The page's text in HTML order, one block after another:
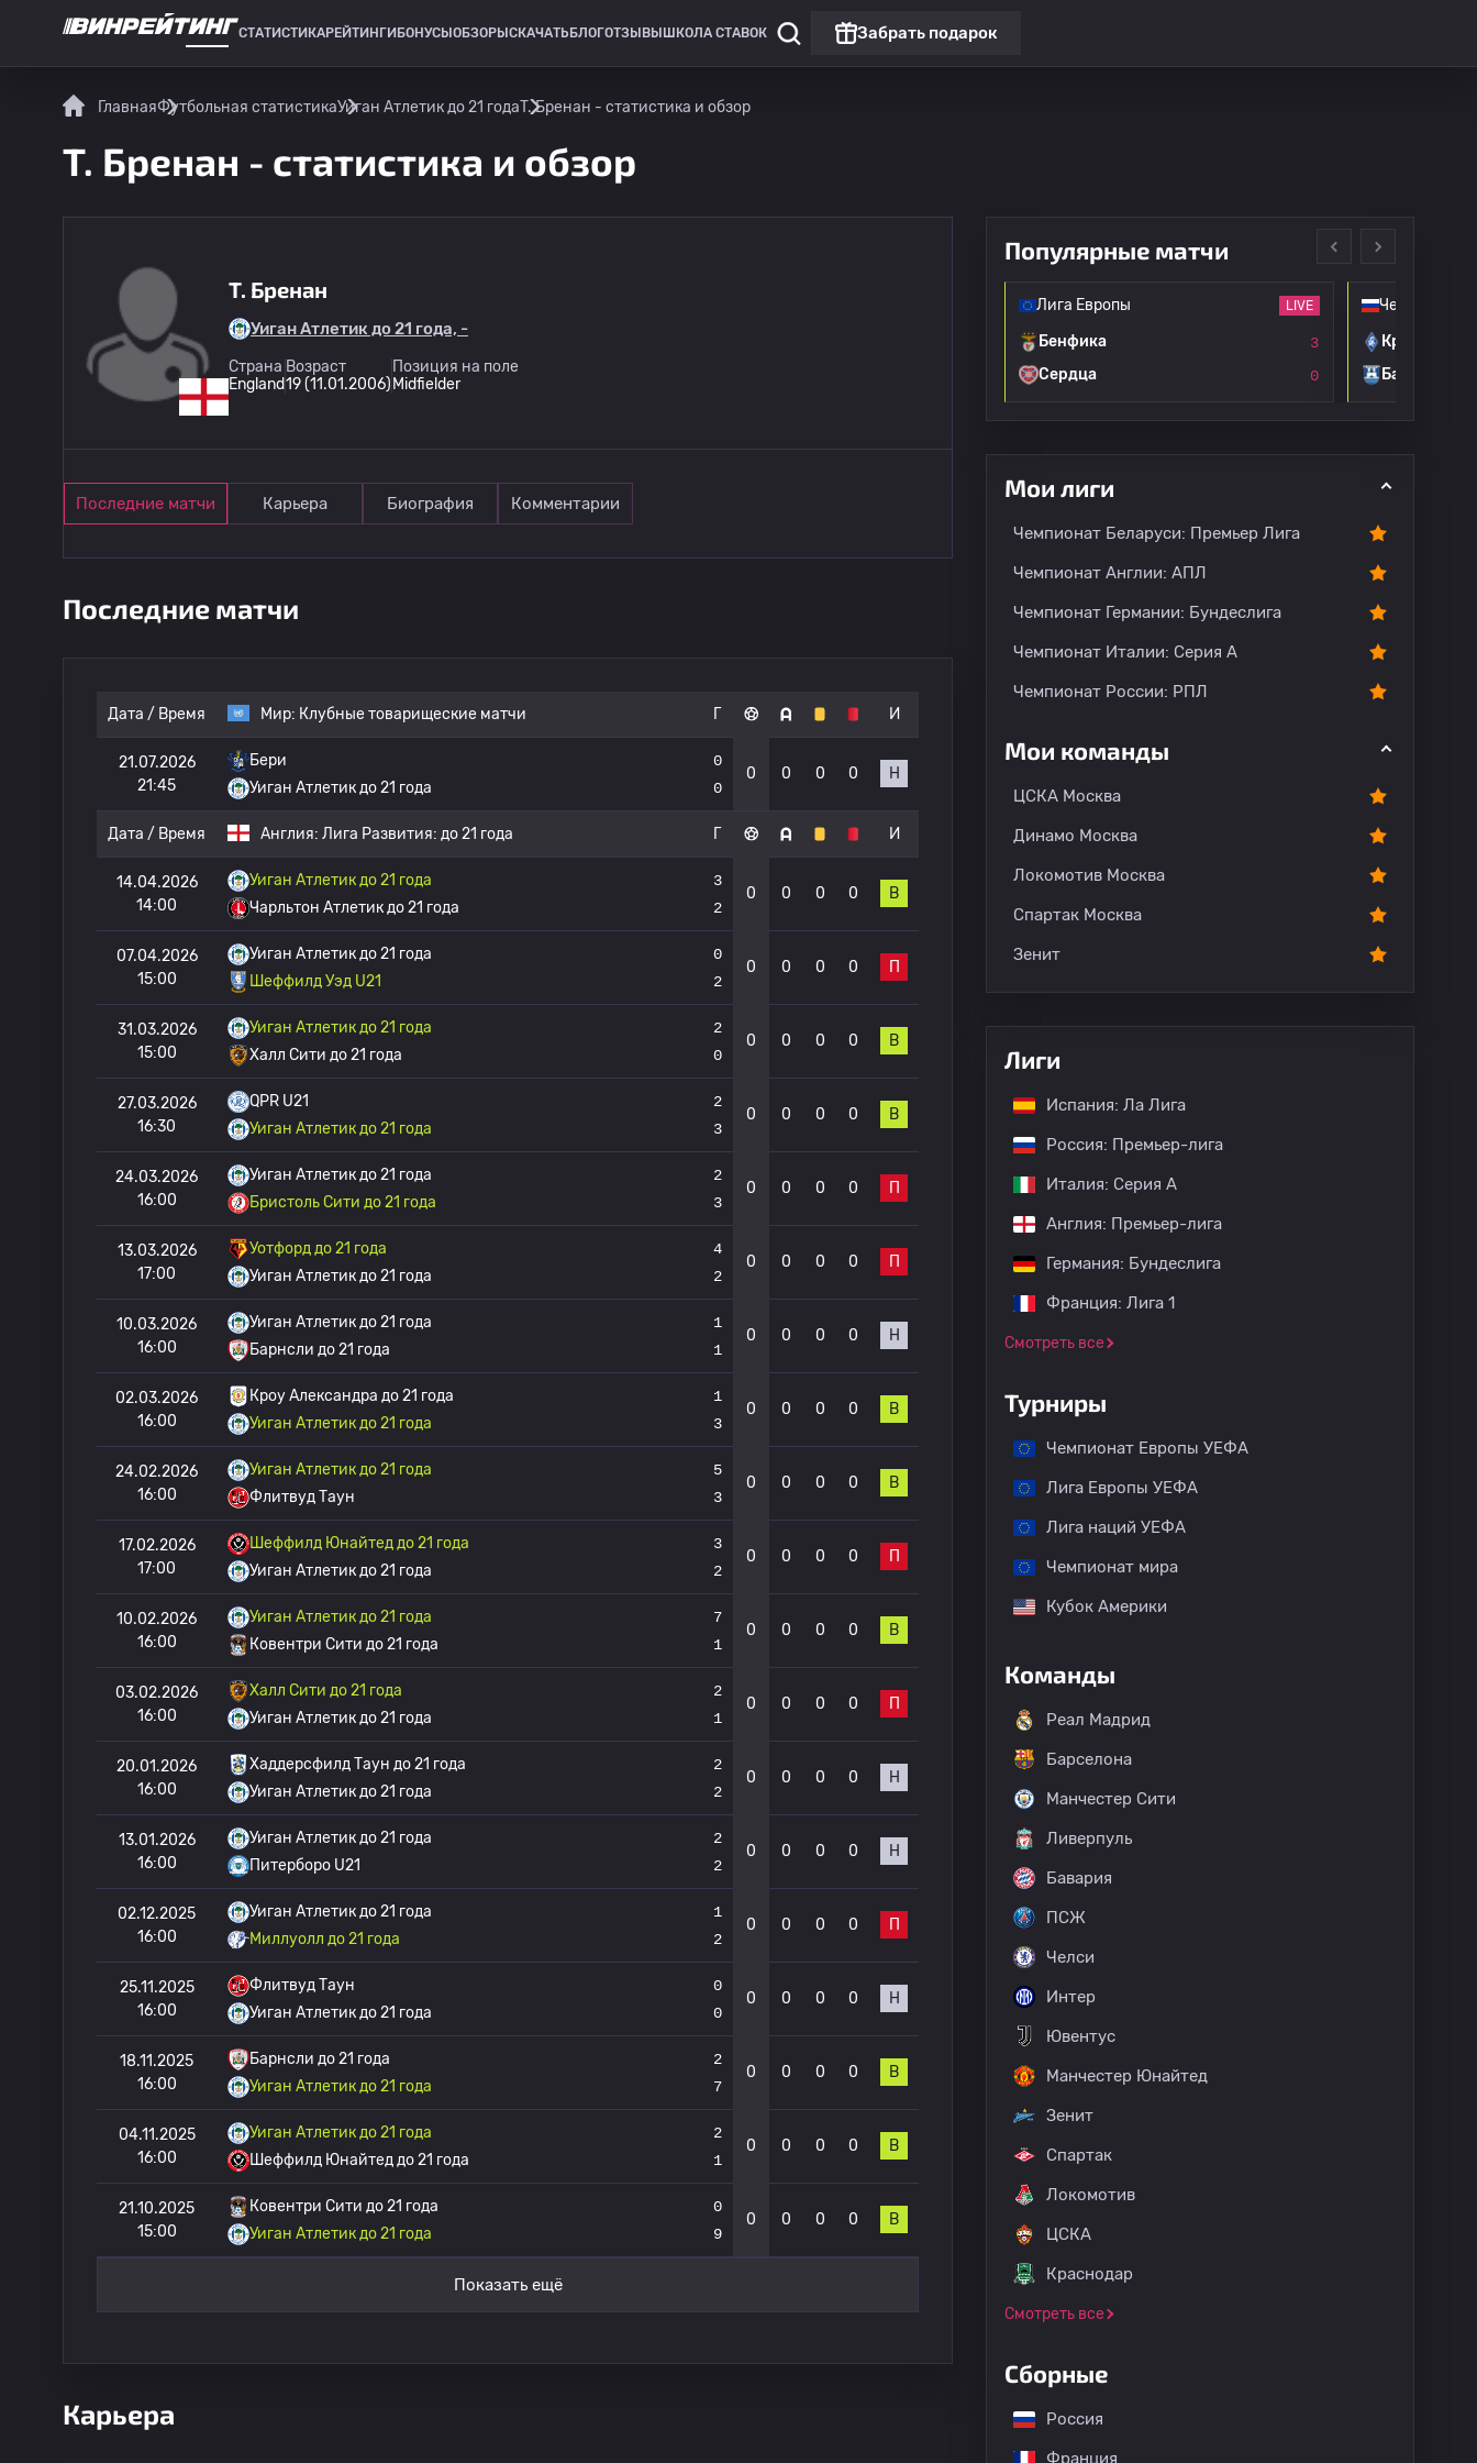
СТАТИСТИКАРЕЙТИНГИ БОНУСЫ ОБЗОРЫ СКАЧАТЬ БЛОГОТЗЫВЫ ШКОЛА СТАВОК Забрать подарок
ГлавнаяФутбольная статистикаУиган Атлетик до 21 годаT. Бренан - статистика и обзор
T. Бренан - статистика и обзор
T. Бренан
Уиган Атлетик до 21 года, -
Страна
England
Возраст
19 (11.01.2006)
Позиция на поле
Midfielder
Последние матчи Карьера Биография Комментарии
Последние матчи
Дата / Время Мир: Клубные товарищеские матчи Г И
21.07.2026
21:45
Бери
Уиган Атлетик до 21 года
0
0
0 0 0 0 Н
Дата / Время Англия: Лига Развития: до 21 года Г И
14.04.2026
14:00
Уиган Атлетик до 21 года
Чарльтон Атлетик до 21 года
3
2
0 0 0 0 В
07.04.2026
15:00
Уиган Атлетик до 21 года
Шеффилд Уэд U21
0
2
0 0 0 0 П
31.03.2026
15:00
Уиган Атлетик до 21 года
Халл Сити до 21 года
2
0
0 0 0 0 В
27.03.2026
16:30
QPR U21
Уиган Атлетик до 21 года
2
3
0 0 0 0 В
24.03.2026
16:00
Уиган Атлетик до 21 года
Бристоль Сити до 21 года
2
3
0 0 0 0 П
13.03.2026
17:00
Уотфорд до 21 года
Уиган Атлетик до 21 года
4
2
0 0 0 0 П
10.03.2026
16:00
Уиган Атлетик до 21 года
Барнсли до 21 года
1
1
0 0 0 0 Н
02.03.2026
16:00
Кроу Александра до 21 года
Уиган Атлетик до 21 года
1
3
0 0 0 0 В
24.02.2026
16:00
Уиган Атлетик до 21 года
Флитвуд Таун
5
3
0 0 0 0 В
17.02.2026
17:00
Шеффилд Юнайтед до 21 года
Уиган Атлетик до 21 года
3
2
0 0 0 0 П
10.02.2026
16:00
Уиган Атлетик до 21 года
Ковентри Сити до 21 года
7
1
0 0 0 0 В
03.02.2026
16:00
Халл Сити до 21 года
Уиган Атлетик до 21 года
2
1
0 0 0 0 П
20.01.2026
16:00
Хаддерсфилд Таун до 21 года
Уиган Атлетик до 21 года
2
2
0 0 0 0 Н
13.01.2026
16:00
Уиган Атлетик до 21 года
Питерборо U21
2
2
0 0 0 0 Н
02.12.2025
16:00
Уиган Атлетик до 21 года
Миллуолл до 21 года
1
2
0 0 0 0 П
25.11.2025
16:00
Флитвуд Таун
Уиган Атлетик до 21 года
0
0
0 0 0 0 Н
18.11.2025
16:00
Барнсли до 21 года
Уиган Атлетик до 21 года
2
7
0 0 0 0 В
04.11.2025
16:00
Уиган Атлетик до 21 года
Шеффилд Юнайтед до 21 года
2
1
0 0 0 0 В
21.10.2025
15:00
Ковентри Сити до 21 года
Уиган Атлетик до 21 года
0
9
0 0 0 0 В
Показать ещё
Карьера
Популярные матчи
Лига Европы LIVE
Бенфика 3
Сердца 0
Чемпионат
Крылья
Балтика
Мои лиги
Чемпионат Беларуси: Премьер Лига
Чемпионат Англии: АПЛ
Чемпионат Германии: Бундеслига
Чемпионат Италии: Серия А
Чемпионат России: РПЛ
Мои команды
ЦСКА Москва
Динамо Москва
Локомотив Москва
Спартак Москва
Зенит
Лиги
Испания: Ла Лига
Россия: Премьер-лига
Италия: Серия А
Англия: Премьер-лига
Германия: Бундеслига
Франция: Лига 1
Смотреть все
Турниры
Чемпионат Европы УЕФА
Лига Европы УЕФА
Лига наций УЕФА
Чемпионат мира
Кубок Америки
Команды
Реал Мадрид
Барселона
Манчестер Сити
Ливерпуль
Бавария
ПСЖ
Челси
Интер
Ювентус
Манчестер Юнайтед
Зенит
Спартак
Локомотив
ЦСКА
Краснодар
Смотреть все
Сборные
Россия
Франция